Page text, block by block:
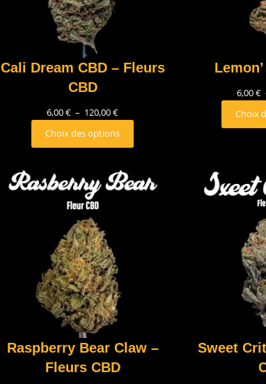
Cali Dream CBD – Fleurs
CBD
6,00€ – 120,00€
Choix des options
6,00€
Choix
Raspberry Bear Claw –
Fleurs CBD
Sweet